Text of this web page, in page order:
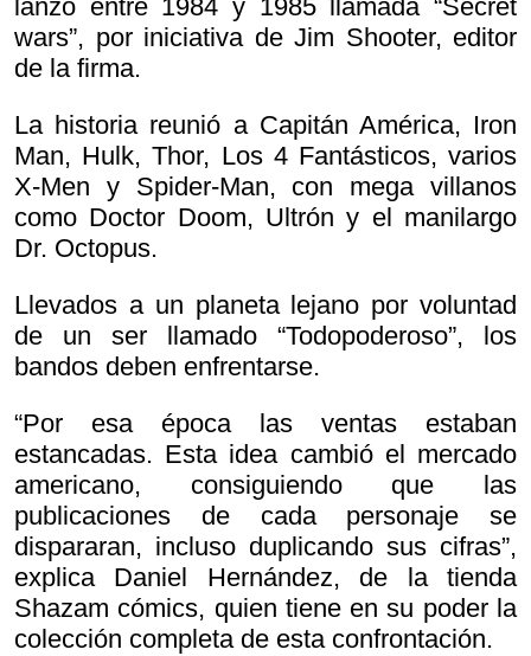
lanzó entre 1984 y 1985 llamada “Secret
wars”, por iniciativa de Jim Shooter, editor
de la firma.
La historia reunió a Capitán América, Iron
Man, Hulk, Thor, Los 4 Fantásticos, varios
X-Men y Spider-Man, con mega villanos
como Doctor Doom, Ultrón y el manilargo
Dr. Octopus.
Llevados a un planeta lejano por voluntad
de un ser llamado “Todopoderoso”, los
bandos deben enfrentarse.
“Por esa época las ventas estaban
estancadas. Esta idea cambió el mercado
americano, consiguiendo que las
publicaciones de cada personaje se
dispararan, incluso duplicando sus cifras”,
explica Daniel Hernández, de la tienda
Shazam cómics, quien tiene en su poder la
colección completa de esta confrontación.